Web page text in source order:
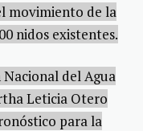
movimiento de la
nidos existentes.
del Agua
Leticia Otero
para la